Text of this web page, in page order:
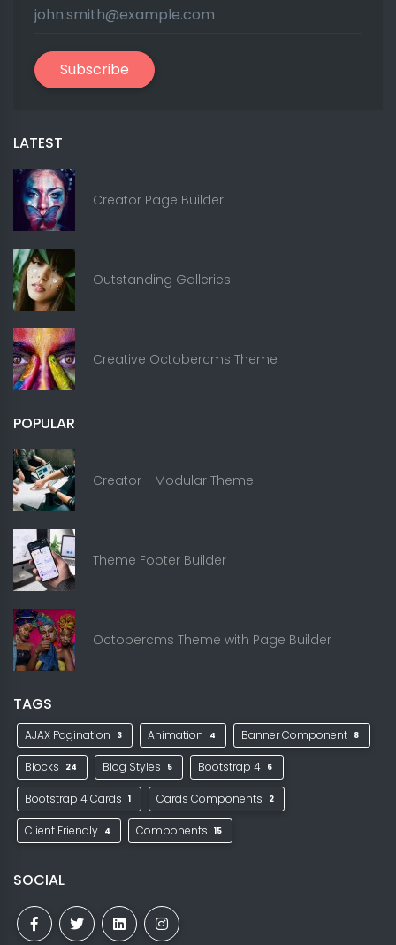
Subscribe
LATEST
Creator Page Builder
Outstanding Galleries
Creative Octobercms Theme
POPULAR
Creator - Modular Theme
Theme Footer Builder
Octobercms Theme with Page Builder
TAGS
AJAX Pagination 3 Animation 4 Banner Component 8
Blocks 24 Blog Styles 5 Bootstrap 4 6
Bootstrap 4 Cards 1 Cards Components 2
Client Friendly 4 Components 15
SOCIAL